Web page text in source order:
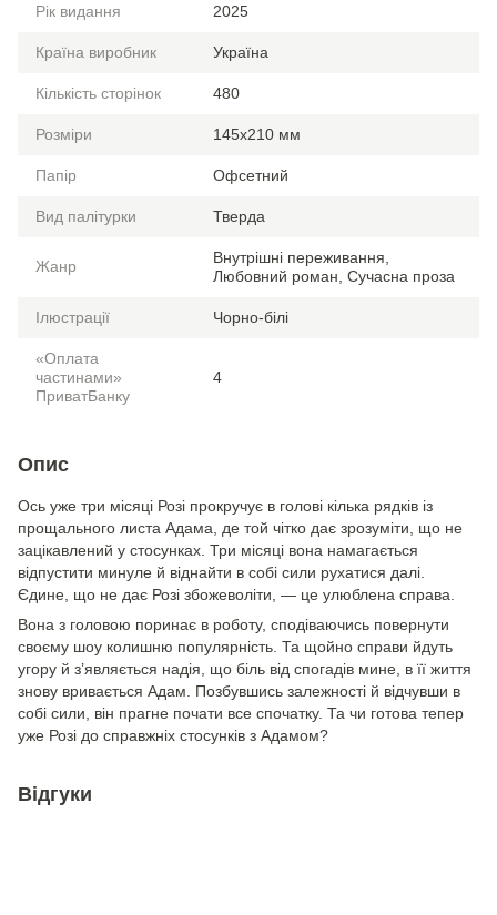
Рік видання 2025
Країна виробник Україна
Кількість сторінок 480
Розміри 145х210 мм
Папір Офсетний
Вид палітурки Тверда
Жанр
Внутрішні переживання,
Любовний роман, Сучасна проза
Ілюстрації Чорно-білі
«Оплата
частинами»
ПриватБанку
4
Опис
Ось уже три місяці Розі прокручує в голові кілька рядків із
прощального листа Адама, де той чітко дає зрозуміти, що не
зацікавлений у стосунках. Три місяці вона намагається
відпустити минуле й віднайти в собі сили рухатися далі.
Єдине, що не дає Розі збожеволіти, — це улюблена справа.
Вона з головою поринає в роботу, сподіваючись повернути
своєму шоу колишню популярність. Та щойно справи йдуть
угору й з’являється надія, що біль від спогадів мине, в її життя
знову вривається Адам. Позбувшись залежності й відчувши в
собі сили, він прагне почати все спочатку. Та чи готова тепер
уже Розі до справжніх стосунків з Адамом?
Відгуки